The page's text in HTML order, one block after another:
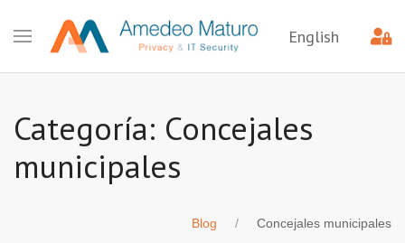
English
Categoría: Concejales
municipales
Blog Concejales municipales